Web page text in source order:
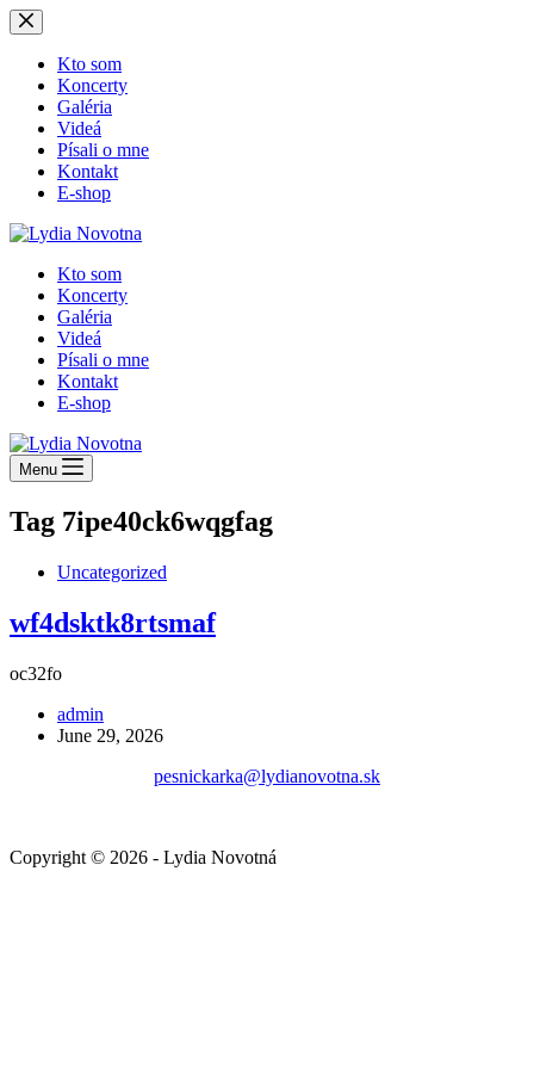
Skip
to
contentKto som
Koncerty
Galéria
Videá
Písali o mne
Kontakt
E-shop
Kto som
Koncerty
Galéria
Videá
Písali o mne
Kontakt
E-shop
Menu
Tag 7ipe40ck6wqgfag
Uncategorized
wf4dsktk8rtsmaf
oc32fo
admin
June 29, 2026
pesnickarka@lydianovotna.sk
Copyright © 2026 - Lydia Novotná